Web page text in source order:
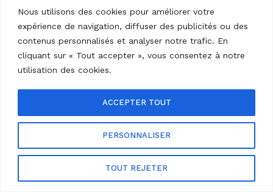
Nous utilisons des cookies pour améliorer votre
expérience de navigation, diffuser des publicités ou des
contenus personnalisés et analyser notre trafic. En
cliquant sur « Tout accepter », vous consentez à notre
utilisation des cookies.
PERSONNALISER
TOUT REJETER
ACCEPTER TOUT
Enregistrer mon nom, mon e-mail et mon
site dans le navigateur pour mon prochain
commentaire.